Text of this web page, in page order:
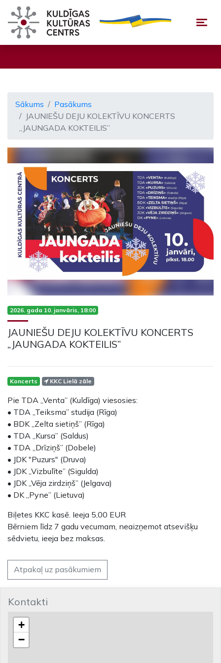
Sākums
Pasākums
JAUNIEŠU DEJU KOLEKTĪVU KONCERTS
„JAUNGADA KOKTEILIS”
2026. gada 10. janvāris, 18:00
JAUNIEŠU DEJU KOLEKTĪVU KONCERTS
„JAUNGADA KOKTEILIS”
Koncerts KKC Lielā zāle
Pie TDA „Venta” (Kuldīga) viesosies:
• TDA „Teiksma” studija (Rīga)
• BDK „Zelta sietiņš” (Rīga)
• TDA „Kursa” (Saldus)
• TDA „Drīziņš” (Dobele)
• JDK "Puzurs" (Druva)
• JDK „Vizbulīte” (Sigulda)
• JDK „Vēja zirdziņš” (Jelgava)
• DK „Pyne” (Lietuva)
Biļetes KKC kasē. Ieeja 5,00 EUR
Bērniem līdz 7 gadu vecumam, neaizņemot atsevišķu
sēdvietu, ieeja bez maksas.
Atpakaļ uz pasākumiem
Kontakti
+
−